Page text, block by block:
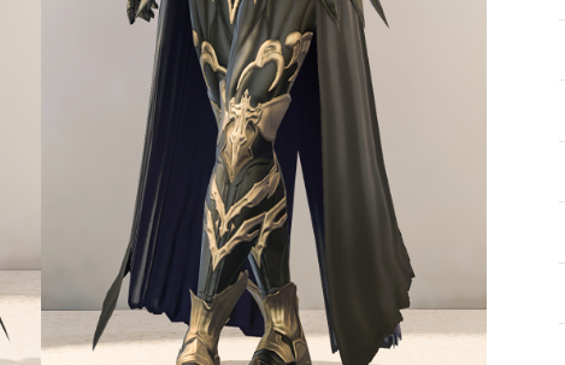
七分袖
八分袖
東方風デザイン